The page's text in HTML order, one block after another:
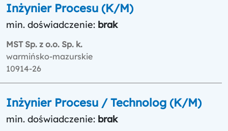
Inżynier Procesu (K/M)
min. doświadczenie: brak
MST Sp. z o.o. Sp. k.
warmińsko-mazurskie
10914-26
Inżynier Procesu / Technolog (K/M)
min. doświadczenie: brak